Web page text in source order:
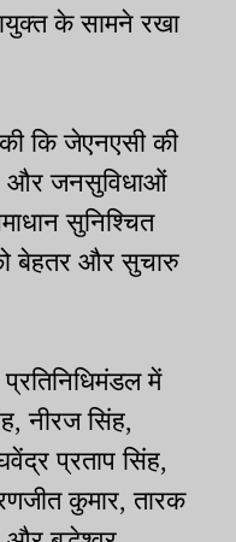
के सामने रखा
कि जेएनएसी की
और जनसुविधाओं
सुनिश्चित
बेहतर और सुचारु
में
नीरज सिंह,
प्रताप सिंह,
कुमार, तारक